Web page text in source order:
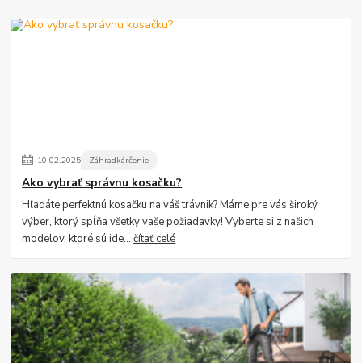
10.02.2025 Záhradkárčenie
Ako vybrať správnu kosačku?
Hľadáte perfektnú kosačku na váš trávnik? Máme pre vás široký
výber, ktorý spĺňa všetky vaše požiadavky! Vyberte si z našich
modelov, ktoré sú ide...čítať celé